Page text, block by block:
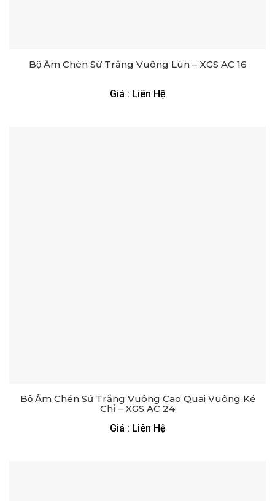
Bộ Ấm Chén Sứ Trắng Vuông Lùn – XGS AC 16
Giá : Liên Hệ
Bộ Ấm Chén Sứ Trắng Vuông Cao Quai Vuông Kẻ
Chỉ – XGS AC 24
Giá : Liên Hệ